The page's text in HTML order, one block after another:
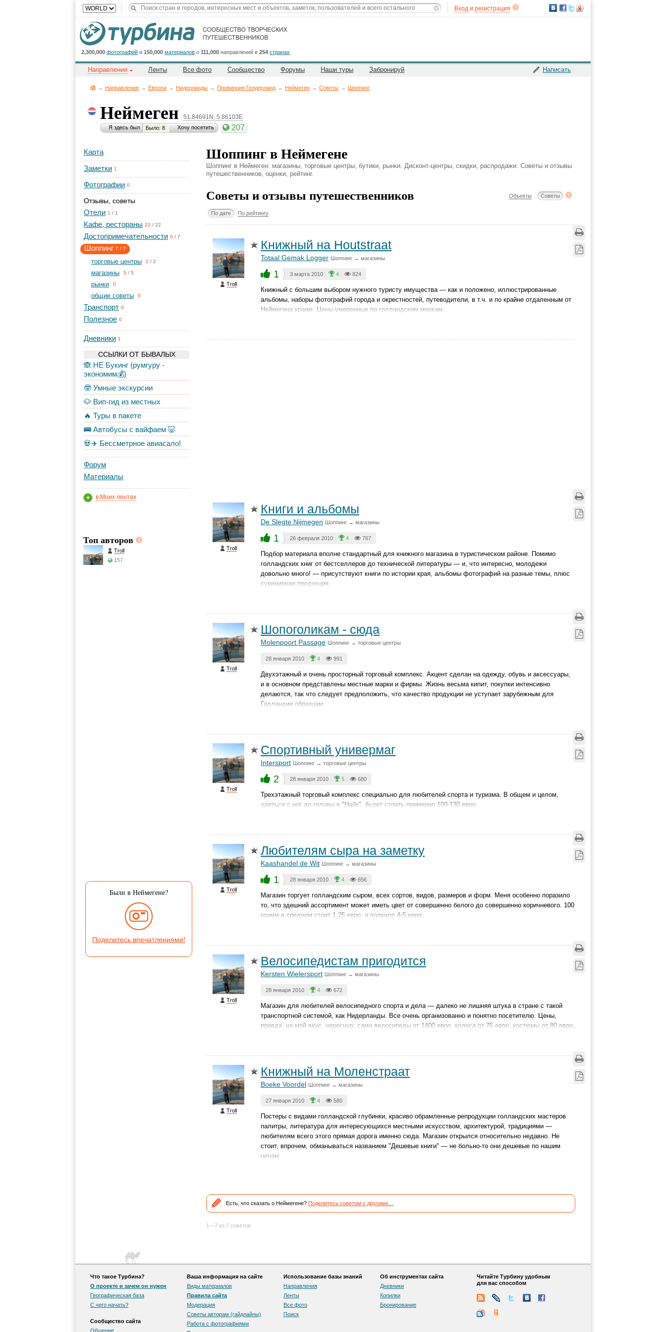
Вход и регистрация
2,300,000 фотографий и 150,000 материалов о 111,000 направлений в 254 странах
Написать
Направления Ленты Все фото Сообщество Форумы Наши туры Забронируй
→ Направления → Европа → Нидерланды → Провинция Гелдерланд → Неймеген → Советы → Шоппинг
Неймеген 51.84691N, 5.86103E
Я здесь был Было: 8 Хочу посетить 207
Карта
Заметки 1
Фотографии 0
Отзывы, советы
Отели 1 / 1
Кафе, рестораны 22 / 22
Достопримечательности 6 / 7
Шоппинг 7 / 7
торговые центры 2 / 2
магазины 5 / 5
рынки 0
общие советы 0
Транспорт 0
Полезное 0
Дневники 1
ССЫЛКИ ОТ БЫВАЛЫХ
🙈 НЕ Букинг (румгуру -
экономим💰)
🤓 Умные экскурсии
🐶 Вип-гид из местных
🔥 Туры в пакете
🚌 Автобусы с вайфаем 🐷
💀✈️ Бессметрное авиасало!
Форум
Материалы
в Моих лентах
Топ авторов
Troll
157
Были в Неймегене?
Поделитесь впечатлениями!
Шоппинг в Неймегене
Шоппинг в Неймеген: магазины, торговые центры, бутики, рынки. Дисконт-центры, скидки, распродажи. Советы и отзывы
путешественников, оценки, рейтинг.
Советы и отзывы путешественников Объекты Советы
По дате По рейтингу
Troll
Книжный на Houtstraat
Totaal Gemak Logger Шоппинг → магазины
1 3 марта 2010 4 824
Книжный с большим выбором нужного туристу имущества — как и положено, иллюстрированные
альбомы, наборы фотографий города и окрестностей, путеводители, в т.ч. и по крайне отдаленным от
Неймегена краям. Цены умеренные по голландским меркам.
Troll
Книги и альбомы
De Slegte Nijmegen Шоппинг → магазины
1 26 февраля 2010 4 767
Подбор материала вполне стандартный для книжного магазина в туристическом районе. Помимо
голландских книг от бестселлеров до технической литературы — и, что интересно, молодежи
довольно много! — присутствуют книги по истории края, альбомы фотографий на разные темы, плюс
сувенирная продукция.
Troll
Шопоголикам - сюда
Molenpoort Passage Шоппинг → торговые центры
28 января 2010 4 991
Двухэтажный и очень просторный торговый комплекс. Акцент сделан на одежду, обувь и аксессуары,
и в основном представлены местные марки и фирмы. Жизнь весьма кипит, покупки интенсивно
делаются, так что следует предположить, что качество продукции не уступает зарубежным для
Голландии образцам.
Troll
Спортивный универмаг
Intersport Шоппинг → торговые центры
2 28 января 2010 5 680
Трехэтажный торговый комплекс специально для любителей спорта и туризма. В общем и целом,
одеться с ног до головы в "Найк", будет стоить примерно 100-130 евро.
Troll
Любителям сыра на заметку
Kaashandel de Wit Шоппинг → магазины
1 28 января 2010 4 656
Магазин торгует голландским сыром, всех сортов, видов, размеров и форм. Меня особенно поразило
то, что здешний ассортимент может иметь цвет от совершенно белого до совершенно коричневого. 100
грамм в среднем стоит 1.25 евро, а полкило 4-5 евро.
Troll
Велосипедистам пригодится
Kersten Wielersport Шоппинг → магазины
28 января 2010 4 672
Магазин для любителей велосипедного спорта и дела — далеко не лишняя штука в стране с такой
транспортной системой, как Нидерланды. Все очень организованно и понятно посетителю. Цены,
правда, на мой вкус, чересчур: сами велосипеды от 1400 евро, колеса от 75 евро, костюмы от 80 евро.
Troll
Книжный на Моленстраат
Boeke Voordel Шоппинг → магазины
27 января 2010 4 580
Постеры с видами голландской глубинки, красиво обрамленные репродукции голландских мастеров
палитры, литература для интересующихся местными искусством, архитектурой, традициями —
любителям всего этого прямая дорога именно сюда. Магазин открылся относительно недавно. Не
стоит, впрочем, обманываться названием "Дешевые книги" — не больно-то они дешевые по нашим
ценам
Есть, что сказать о Неймегене? Поделитесь советом с другими…
1—7 из 7 советов
Что такое Турбина?
О проекте и зачем он нужен
Географическая база
С чего начать?
Сообщество сайта
Общение
Ваша информация на сайте
Виды материалов
Правила сайта
Модерация
Советы авторам (гайдлайны)
Работа с фотографиями
Использование базы знаний
Направления
Ленты
Все фото
Поиск
Об инструментах сайта
Дневники
Копилки
Бронирование
Читайте Турбину удобным
для вас способом